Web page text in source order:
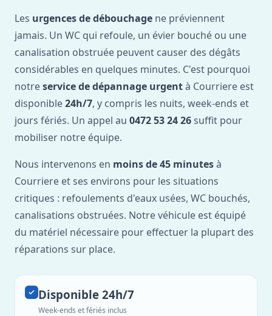
Les urgences de débouchage ne préviennent
jamais. Un WC qui refoule, un évier bouché ou une
canalisation obstruée peuvent causer des dégâts
considérables en quelques minutes. C'est pourquoi
notreservice de dépannage urgentà Courriere est
disponible24h/7, y compris les nuits, week-ends et
jours fériés. Un appel au 0472 53 24 26 suffit pour
mobiliser notre équipe.
Nous intervenons en moins de 45 minutesà
Courriere et ses environs pour les situations
critiques : refoulements d'eaux usées, WC bouchés,
canalisations obstruées. Notre véhicule est équipé
du matériel nécessaire pour effectuer la plupart des
réparations sur place.
Disponible 24h/7
Week-ends et fériés inclus